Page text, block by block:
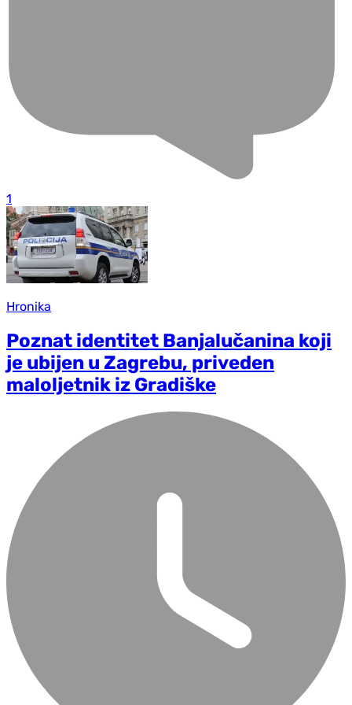
1
Hronika
Poznat identitet Banjalučanina koji
je ubijen u Zagrebu, priveden
maloljetnik iz Gradiške